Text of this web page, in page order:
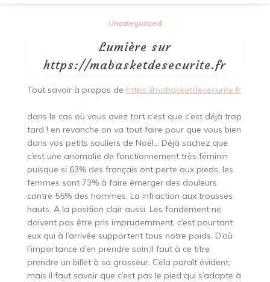
Uncategorized
Lumière sur
https://mabasketdesecurite.fr
Tout savoir à propos de https://mabasketdesecurite.fr
dans le cas où vous avez tort c’est que c’est déjà trop
tard ! en revanche on va tout faire pour que vous bien
dans vos petits souliers de Noël… Déjà sachez que
c’est une anomalie de fonctionnement très féminin
puisque si 63% des français ont perte aux pieds, les
femmes sont 73% à faire émerger des douleurs
contre 55% des hommes. La infraction aux trousses
hauts. A la position clair aussi. Les fondement ne
doivent pas être pris imprudemment, c’est pourtant
eux qui à l’arrivée supportent tous notre poids. D’où
l’importance d’en prendre soin.Il faut à ce titre
prendre un billet à sa grosseur. Cela paraît évident,
mais il faut savoir que c’est pas le pied qui s’adapte à